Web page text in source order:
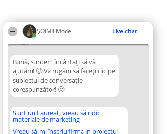
ȘOIMII Modei Live chat
08:46
Bună, suntem încântați să vă
ajutăm! 🙂 Vă rugăm să faceți clic pe
subiectul de conversație
corespunzător! 🙂
Sunt un Laureat, vreau să ridic
materiale de marketing
Vreau să-mi înscriu firma in proiectul